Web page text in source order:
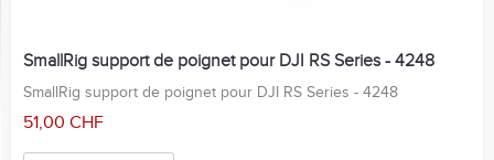
SmallRig support de poignet pour DJI RS Series - 4248
SmallRig support de poignet pour DJI RS Series - 4248
51,00 CHF